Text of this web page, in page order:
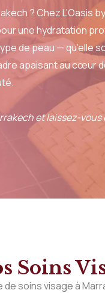
? Chez
une hydratation
de peau —
apaisant au
et laissez-
Soins
soins visage à